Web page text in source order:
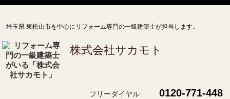
埼玉県 東松山市を中心にリフォーム専門の一級建築士が担当します。
株式会社サカモト
フリーダイヤル 0120-771-448